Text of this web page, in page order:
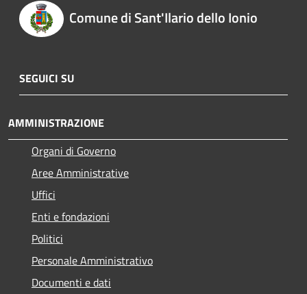
Comune di Sant'Ilario dello Ionio
SEGUICI SU
AMMINISTRAZIONE
Organi di Governo
Aree Amministrative
Uffici
Enti e fondazioni
Politici
Personale Amministrativo
Documenti e dati